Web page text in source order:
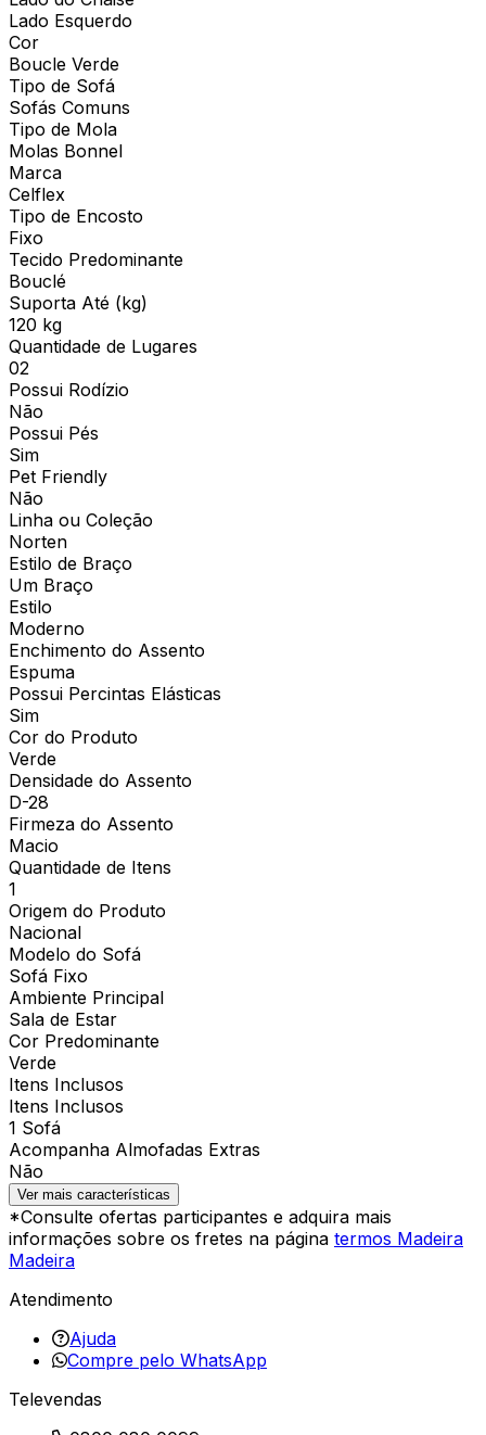
Lado Esquerdo
Cor
Boucle Verde
Tipo de Sofá
Sofás Comuns
Tipo de Mola
Molas Bonnel
Marca
Celflex
Tipo de Encosto
Fixo
Tecido Predominante
Bouclé
Suporta Até (kg)
120 kg
Quantidade de Lugares
02
Possui Rodízio
Não
Possui Pés
Sim
Pet Friendly
Não
Linha ou Coleção
Norten
Estilo de Braço
Um Braço
Estilo
Moderno
Enchimento do Assento
Espuma
Possui Percintas Elásticas
Sim
Cor do Produto
Verde
Densidade do Assento
D-28
Firmeza do Assento
Macio
Quantidade de Itens
1
Origem do Produto
Nacional
Modelo do Sofá
Sofá Fixo
Ambiente Principal
Sala de Estar
Cor Predominante
Verde
Itens Inclusos
Itens Inclusos
1 Sofá
Acompanha Almofadas Extras
Não
Ver mais características
*Consulte ofertas participantes e adquira mais
informações sobre os fretes na página termos Madeira
Madeira
Atendimento
Ajuda
Compre pelo WhatsApp
Televendas